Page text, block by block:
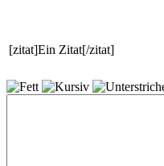
[zitat]Ein Zitat[/zitat]